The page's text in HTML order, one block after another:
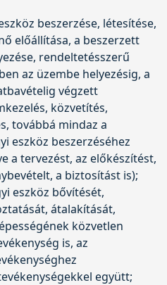
beszerzése, létesítése,
előállítása, a beszerzett
rendeltetésszerű
az üzembe helyezésig, a
végzett
közvetítés,
továbbá mindaz a
eszköz beszerzéséhez
a tervezést, az előkészítést,
a biztosítást is);
eszköz bővítését,
átalakítását,
közvetlen
is, az
együtt;